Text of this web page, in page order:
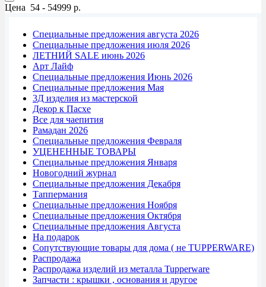
Цена 54 - 54999 р.
Специальные предложения августа 2026
Специальные предложения июля 2026
ЛЕТНИЙ SALE июнь 2026
Арт Лайф
Специальные предложения Июнь 2026
Специальные предложения Мая
3Д изделия из мастерской
Декор к Пасхе
Все для чаепития
Рамадан 2026
Специальные предложения Февраля
УЦЕНЕННЫЕ ТОВАРЫ
Специальные предложения Января
Новогодний журнал
Специальные предложения Декабря
Таппермания
Специальные предложения Ноября
Специальные предложения Октября
Специальные предложения Августа
На подарок
Сопутствующие товары для дома ( не TUPPERWARE)
Распродажа
Распродажа изделий из металла Tupperware
Запчасти : крышки , основания и другое